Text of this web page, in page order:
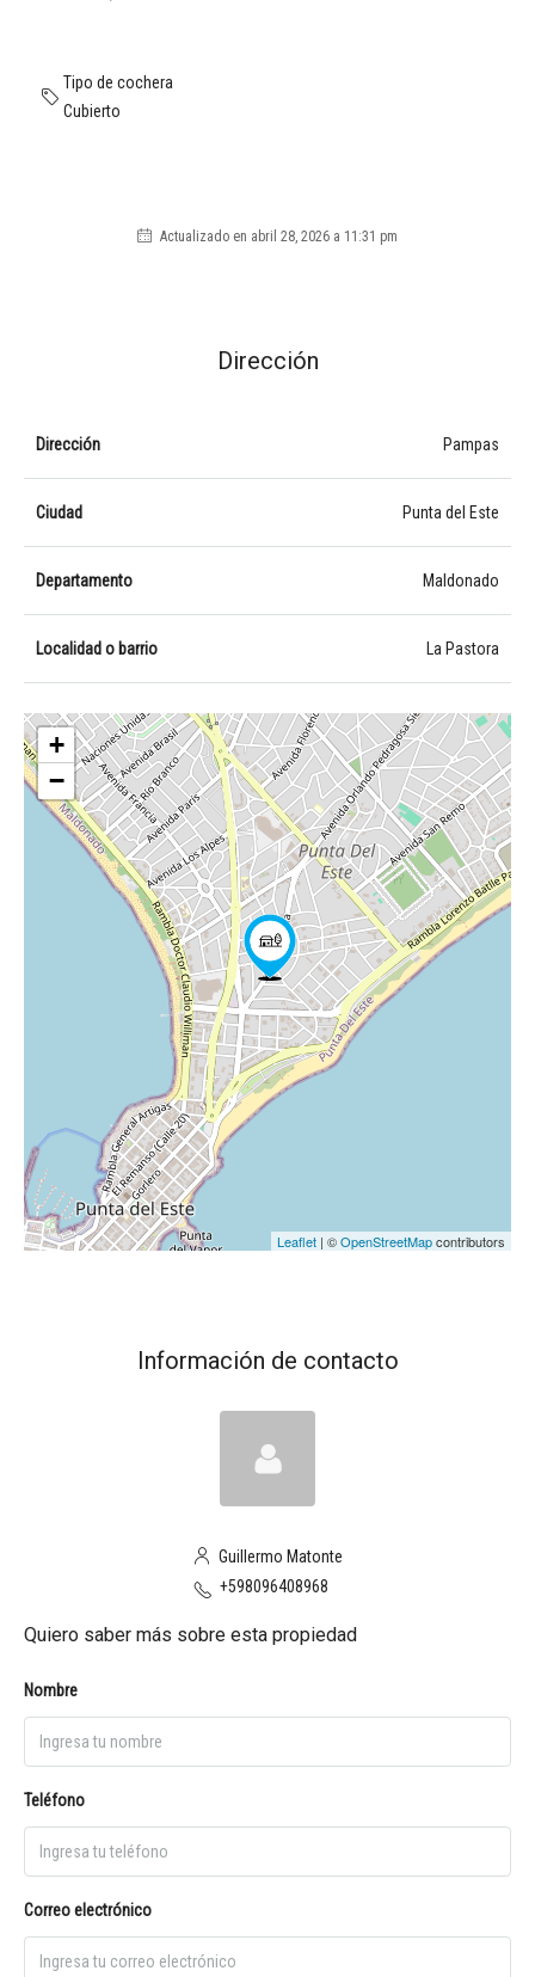
Tipo de cochera
Cubierto
Actualizado en abril 28, 2026 a 11:31 pm
Dirección
Dirección Pampas
Ciudad Punta del Este
Departamento Maldonado
Localidad o barrio La Pastora
+
−
Leaflet | ©OpenStreetMapcontributors
Información de contacto
Guillermo Matonte
+598096408968
Quiero saber más sobre esta propiedad
Nombre
Teléfono
Correo electrónico